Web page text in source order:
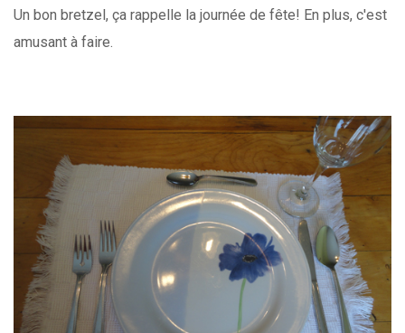
Un bon bretzel, ça rappelle la journée de fête! En plus, c'est
amusant à faire.